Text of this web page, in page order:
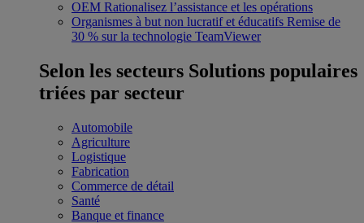
OEM Rationalisez l’assistance et les opérations
Organismes à but non lucratif et éducatifs Remise de
30 % sur la technologie TeamViewer
Selon les secteurs Solutions populaires
triées par secteur
Automobile
Agriculture
Logistique
Fabrication
Commerce de détail
Santé
Banque et finance